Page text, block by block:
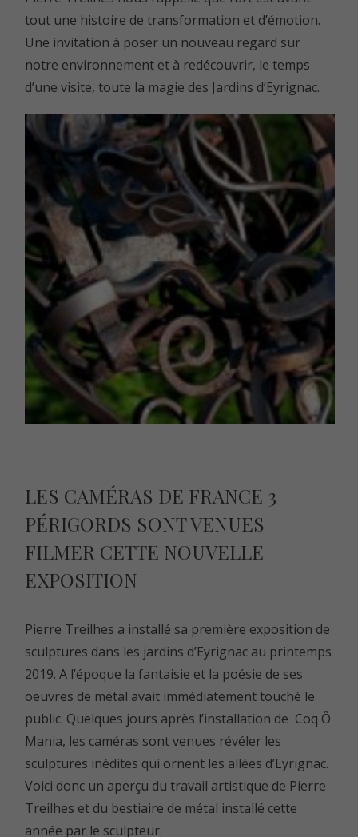
tout une histoire de transformation et d’émotion.
Une invitation à poser un nouveau regard sur
notre environnement et à redécouvrir, le temps
d’une visite, toute la magie des Jardins d’Eyrignac.
LES CAMÉRAS DE FRANCE 3
PÉRIGORDS SONT VENUES
FILMER CETTE NOUVELLE
EXPOSITION
Pierre Treilhes a installé sa première exposition de
sculptures dans les jardins d’Eyrignac au printemps
2019. A l’époque la fantaisie et la poésie de ses
oeuvres de métal avait immédiatement touché le
public. Quelques jours après l’installation de Coq Ô
Mania, les caméras sont venues révéler les
sculptures inédites qui ornent les allées d’Eyrignac.
Voici donc un aperçu du travail artistique de Pierre
Treilhes et du bestiaire de métal installé cette
année par le sculpteur.